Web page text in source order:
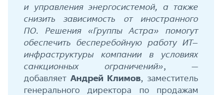
и управления энергосистемой, а также
снизить зависимость от иностранного
ПО. Решения «Группы Астра» помогут
обеспечить бесперебойную работу ИТ–
инфраструктуры компании в условиях
санкционных ограничений» , —
добавляет Андрей Климов , заместитель
генерального директора по продажам